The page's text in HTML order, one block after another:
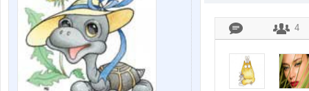
4